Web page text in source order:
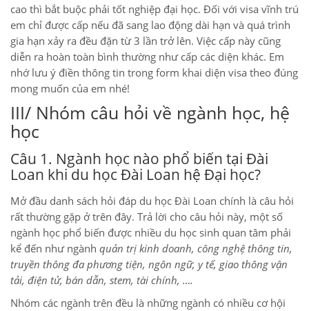
cao thì bắt buộc phải tốt nghiệp đại học. Đối với visa vĩnh trú
em chỉ được cấp nếu đã sang lao động dài hạn và quá trình
gia hạn xảy ra đều đặn từ 3 lần trở lên. Việc cấp này cũng
diễn ra hoàn toàn bình thường như cấp các diện khác. Em
nhớ lưu ý điền thông tin trong form khai diện visa theo đúng
mong muốn của em nhé!
III/ Nhóm câu hỏi về ngành học, hệ
học
Câu 1. Ngành học nào phổ biến tại Đài
Loan khi du học Đài Loan hệ Đại học?
Mở đầu danh sách hỏi đáp du học Đài Loan chính là câu hỏi
rất thường gặp ở trên đây. Trả lời cho câu hỏi này, một số
ngành học phổ biến được nhiều du học sinh quan tâm phải
kể đến như ngành quản trị kinh doanh, công nghệ thông tin,
truyền thông đa phương tiện, ngôn ngữ, y tế, giao thông vận
tải, điện tử, bán dẫn, stem, tài chính, ….
Nhóm các ngành trên đều là những ngành có nhiều cơ hội